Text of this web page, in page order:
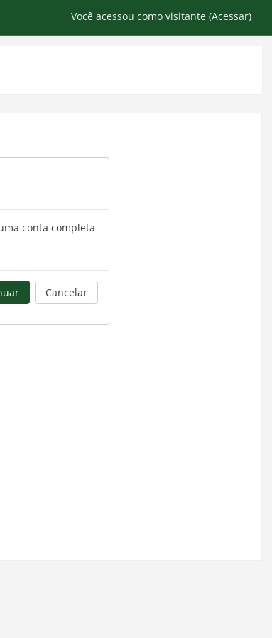
Você acessou como visitante (Acessar)
conta completa
Cancelar